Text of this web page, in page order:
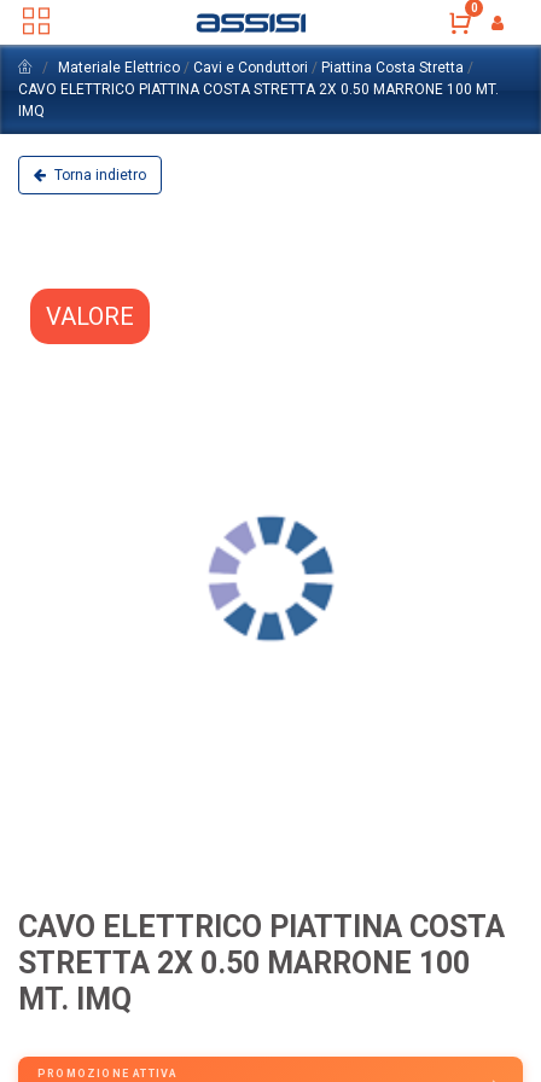
0
Materiale Elettrico / Cavi e Conduttori / Piattina Costa Stretta /
CAVO ELETTRICO PIATTINA COSTA STRETTA 2X 0.50 MARRONE 100 MT.
IMQ
Torna indietro
VALORE
CAVO ELETTRICO PIATTINA COSTA
STRETTA 2X 0.50 MARRONE 100
MT. IMQ
PROMOZIONE ATTIVA